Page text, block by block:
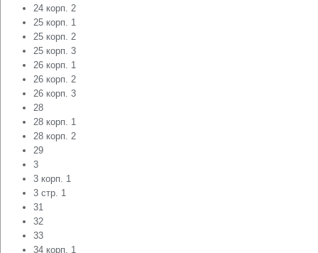
24 корп. 2
25 корп. 1
25 корп. 2
25 корп. 3
26 корп. 1
26 корп. 2
26 корп. 3
28
28 корп. 1
28 корп. 2
29
3
3 корп. 1
3 стр. 1
31
32
33
34 корп. 1